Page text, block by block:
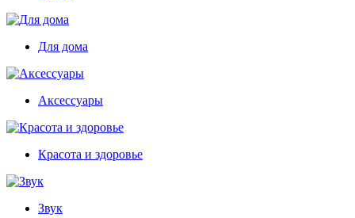
Для дома
Аксессуары
Красота и здоровье
Звук